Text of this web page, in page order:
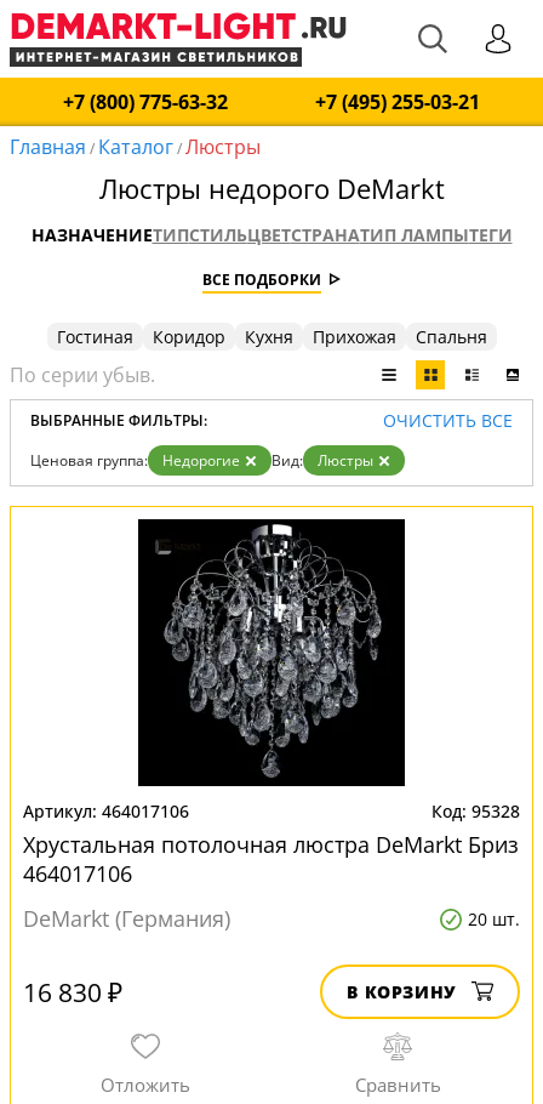
+7 (800) 775-63-32
+7 (495) 255-03-21
Главная / Каталог/Люстры
Люстры недорого DeMarkt
НАЗНАЧЕНИЕТИПСТИЛЬЦВЕТСТРАНАТИП ЛАМПЫТЕГИ
ВСЕ ПОДБОРКИ
Гостиная Коридор Кухня Прихожая Спальня
ВЫБРАННЫЕ ФИЛЬТРЫ: ОЧИСТИТЬ ВСЕ
Ценовая группа: Недорогие Вид: Люстры
464017106 95328
Хрустальная потолочная люстра DeMarkt Бриз
464017106
DeMarkt (Германия)
20 шт.
16 830 ₽ В КОРЗИНУ